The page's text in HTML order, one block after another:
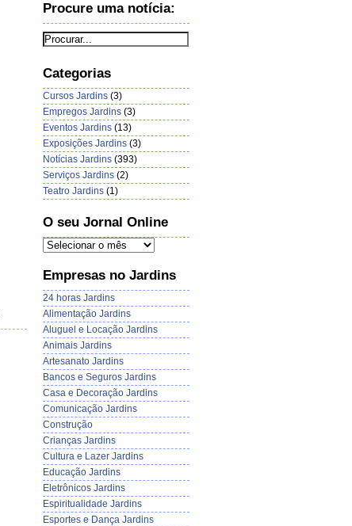
Procure uma notícia:
Categorias
Cursos Jardins(3)
Empregos Jardins(3)
Eventos Jardins(13)
Exposições Jardins(3)
Notícias Jardins(393)
Serviços Jardins(2)
Teatro Jardins(1)
O seu Jornal Online
Empresas no Jardins
24 horas Jardins
Alimentação Jardins
Aluguel e Locação Jardins
Animais Jardins
Artesanato Jardins
Bancos e Seguros Jardins
Casa e Decoração Jardins
Comunicação Jardins
Construção
Crianças Jardins
Cultura e Lazer Jardins
Educação Jardins
Eletrônicos Jardins
Espiritualidade Jardins
Esportes e Dança Jardins